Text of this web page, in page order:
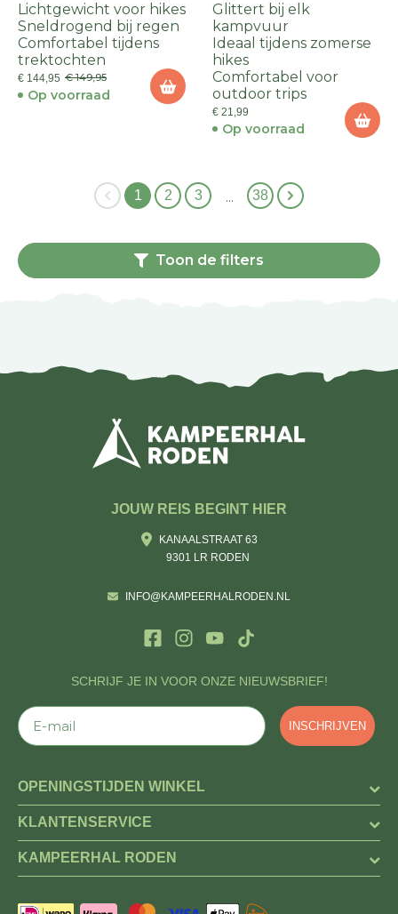
Lichtgewicht voor hikes
Sneldrogend bij regen
Comfortabel tijdens
trektochten
€ 144,95 € 149,95
Op voorraad
Glittert bij elk
kampvuur
Ideaal tijdens zomerse
hikes
Comfortabel voor
outdoor trips
€ 21,99
Op voorraad
1 2 3 … 38
Toon de filters
SCHRIJF JE IN VOOR ONZE NIEUWSBRIEF!
E-mail
INSCHRIJVEN
JOUW REIS BEGINT HIER
KANAALSTRAAT 63
9301 LR RODEN
INFO@KAMPEERHALRODEN.NL
OPENINGSTIJDEN WINKEL
KLANTENSERVICE
KAMPEERHAL RODEN